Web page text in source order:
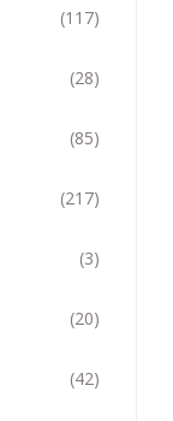
(117)
(28)
(85)
(217)
(3)
(20)
(42)